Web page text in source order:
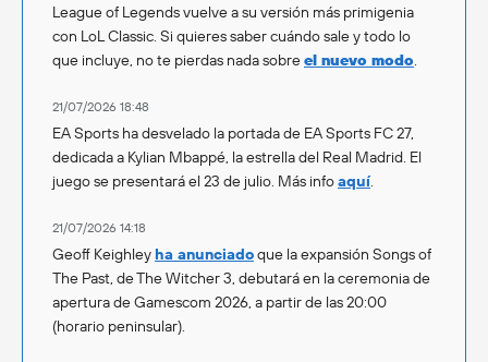
League of Legends vuelve a su versión más primigenia
con LoL Classic. Si quieres saber cuándo sale y todo lo
que incluye, no te pierdas nada sobreel nuevo modo.
21/07/2026 18:48
EA Sports ha desvelado la portada de EA Sports FC 27,
dedicada a Kylian Mbappé, la estrella del Real Madrid. El
juego se presentará el 23 de julio. Más infoaquí.
21/07/2026 14:18
Geoff Keighley ha anunciadoque la expansión Songs of
The Past, de The Witcher 3, debutará en la ceremonia de
apertura de Gamescom 2026, a partir de las 20:00
(horario peninsular).